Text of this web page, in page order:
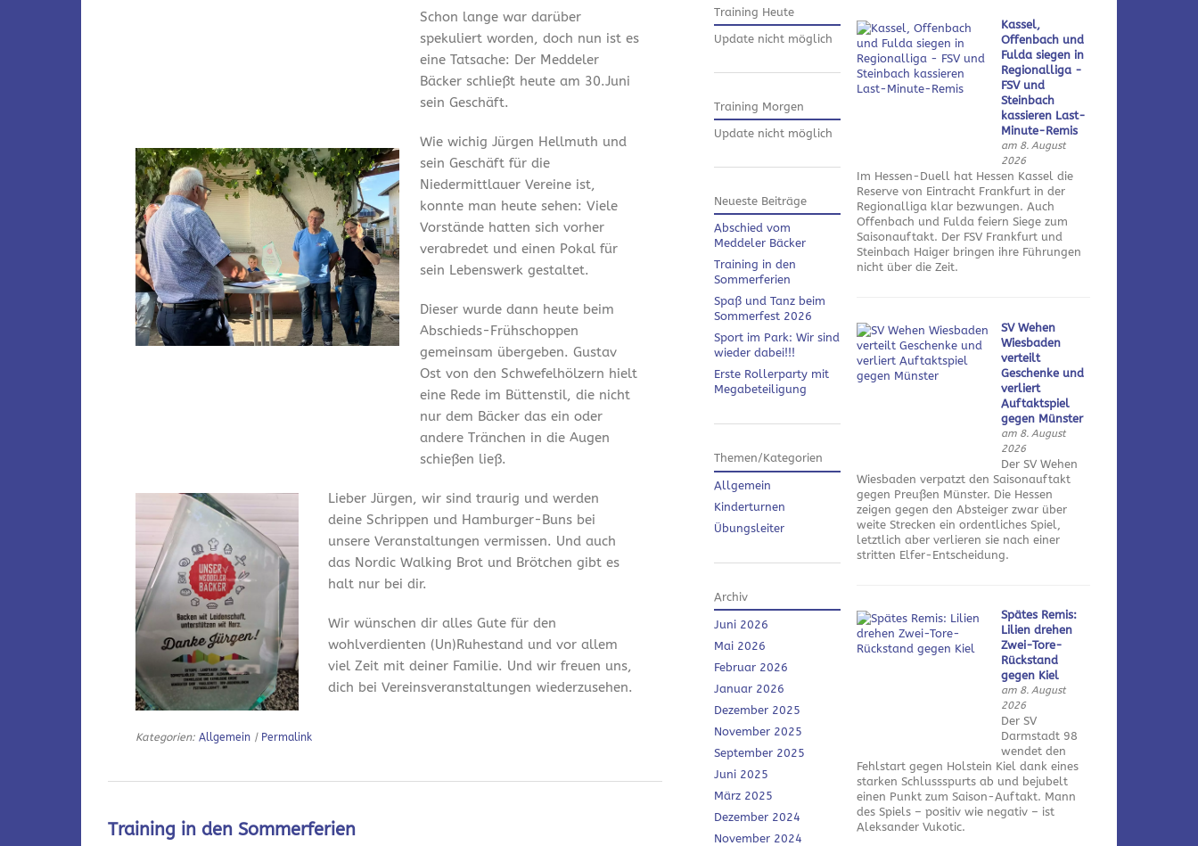
Schon lange war darüber
spekuliert worden, doch nun ist es
eine Tatsache: Der Meddeler
Bäcker schließt heute am 30.Juni
sein Geschäft.
Wie wichig Jürgen Hellmuth und
sein Geschäft für die
Niedermittlauer Vereine ist,
konnte man heute sehen: Viele
Vorstände hatten sich vorher
verabredet und einen Pokal für
sein Lebenswerk gestaltet.
Dieser wurde dann heute beim
Abschieds-Frühschoppen
gemeinsam übergeben. Gustav
Ost von den Schwefelhölzern hielt
eine Rede im Büttenstil, die nicht
nur dem Bäcker das ein oder
andere Tränchen in die Augen
schießen ließ.
Lieber Jürgen, wir sind traurig und werden
deine Schrippen und Hamburger-Buns bei
unsere Veranstaltungen vermissen. Und auch
das Nordic Walking Brot und Brötchen gibt es
halt nur bei dir.
Wir wünschen dir alles Gute für den
wohlverdienten (Un)Ruhestand und vor allem
viel Zeit mit deiner Familie. Und wir freuen uns,
dich bei Vereinsveranstaltungen wiederzusehen.
Kategorien:Allgemein | Permalink
Training in den Sommerferien
Training Heute
Update nicht möglich
Training Morgen
Update nicht möglich
Neueste Beiträge
Abschied vom
Meddeler Bäcker
Training in den
Sommerferien
Spaß und Tanz beim
Sommerfest 2026
Sport im Park: Wir sind
wieder dabei!!!
Erste Rollerparty mit
Megabeteiligung
Themen/Kategorien
Allgemein
Kinderturnen
Übungsleiter
Archiv
Juni 2026
Mai 2026
Februar 2026
Januar 2026
Dezember 2025
November 2025
September 2025
Juni 2025
März 2025
Dezember 2024
November 2024
Kassel,
Offenbach und
Fulda siegen in
Regionalliga -
FSV und
Steinbach
kassieren Last-
Minute-Remis
am 8. August
2026
Im Hessen-Duell hat Hessen Kassel die
Reserve von Eintracht Frankfurt in der
Regionalliga klar bezwungen. Auch
Offenbach und Fulda feiern Siege zum
Saisonauftakt. Der FSV Frankfurt und
Steinbach Haiger bringen ihre Führungen
nicht über die Zeit.
SV Wehen
Wiesbaden
verteilt
Geschenke und
verliert
Auftaktspiel
gegen Münster
am 8. August
2026
Der SV Wehen
Wiesbaden verpatzt den Saisonauftakt
gegen Preußen Münster. Die Hessen
zeigen gegen den Absteiger zwar über
weite Strecken ein ordentliches Spiel,
letztlich aber verlieren sie nach einer
stritten Elfer-Entscheidung.
Spätes Remis:
Lilien drehen
Zwei-Tore-
Rückstand
gegen Kiel
am 8. August
2026
Der SV
Darmstadt 98
wendet den
Fehlstart gegen Holstein Kiel dank eines
starken Schlussspurts ab und bejubelt
einen Punkt zum Saison-Auftakt. Mann
des Spiels – positiv wie negativ – ist
Aleksander Vukotic.